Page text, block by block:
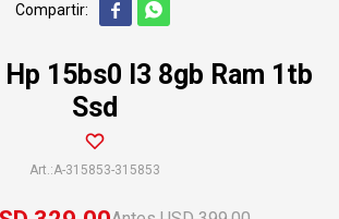
 
15bs0 I3 8gb Ram 1tb
Ssd
A-315853-315853